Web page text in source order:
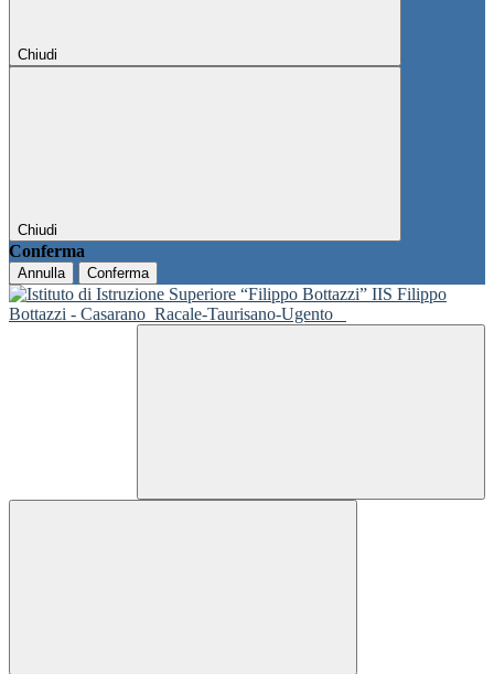
Chiudi
Chiudi
Conferma
Annulla Conferma
IIS Filippo
Bottazzi - Casarano Racale-Taurisano-Ugento